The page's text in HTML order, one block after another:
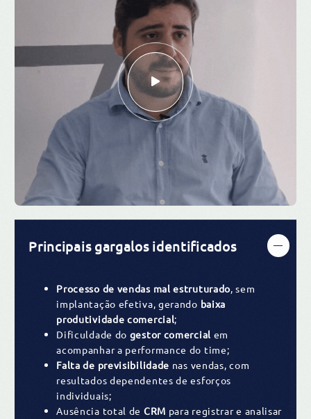
Principais gargalos identificados
Processo de vendas mal estruturado, sem
implantação efetiva, gerando baixa
produtividade comercial;
Dificuldade do gestor comercial em
acompanhar a performance do time;
Falta de previsibilidade nas vendas, com
resultados dependentes de esforços
individuais;
Ausência total de CRM para registrar e analisar